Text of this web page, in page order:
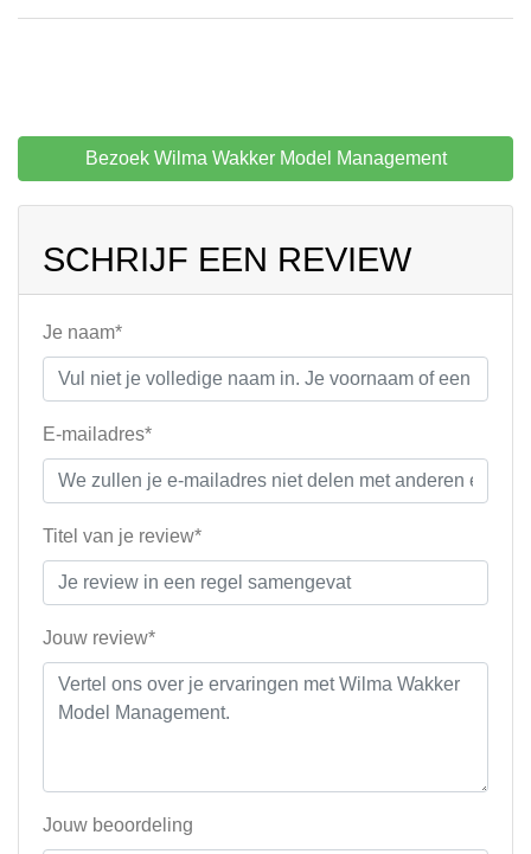
Bezoek Wilma Wakker Model Management
SCHRIJF EEN REVIEW
Je naam*
E-mailadres*
Titel van je review*
Jouw review*
Jouw beoordeling